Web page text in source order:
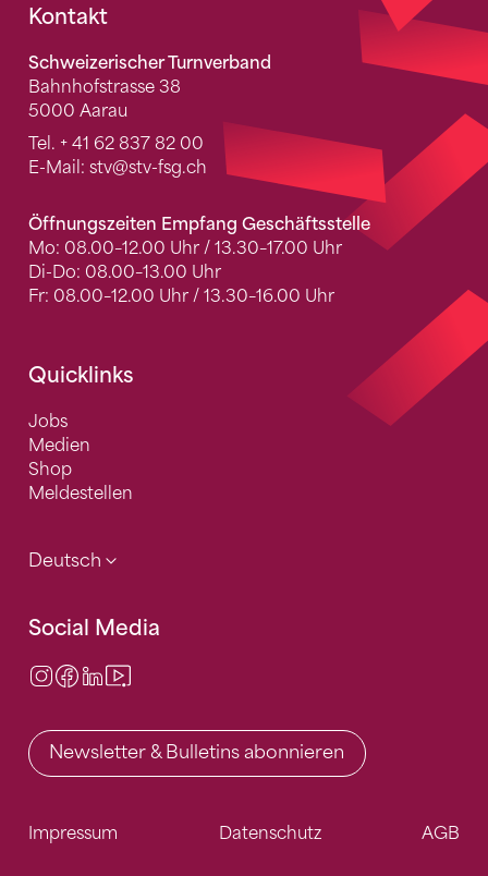
Fusszeile
Kontakt
Schweizerischer Turnverband
Bahnhofstrasse 38
5000 Aarau
Tel. + 41 62 837 82 00
E-Mail: stv@stv-fsg.ch
Öffnungszeiten Empfang Geschäftsstelle
Mo: 08.00–12.00 Uhr / 13.30–17.00 Uhr
Di-Do: 08.00–13.00 Uhr
Fr: 08.00–12.00 Uhr / 13.30–16.00 Uhr
Quicklinks
Jobs
Medien
Shop
Meldestellen
Deutsch
Social Media
Instagram
Facebook
LinkedIn
Newsletter & Bulletins abonnieren
Impressum Datenschutz AGB